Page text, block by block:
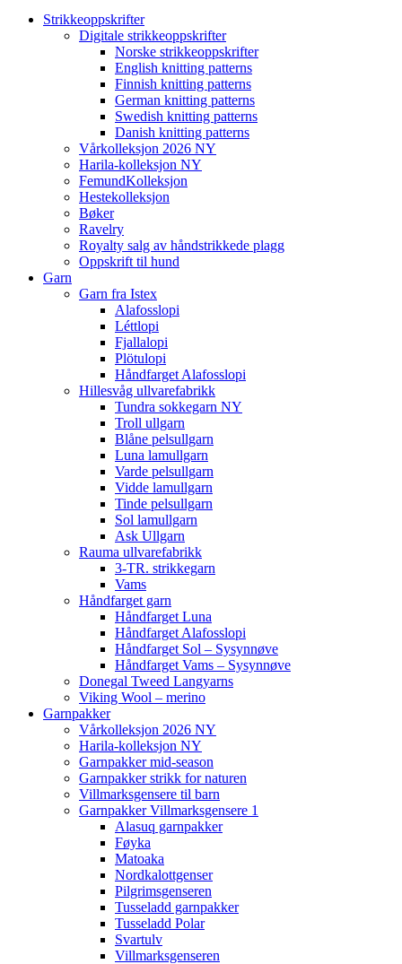
Strikkeoppskrifter
Digitale strikkeoppskrifter
Norske strikkeoppskrifter
English knitting patterns
Finnish knitting patterns
German knitting patterns
Swedish knitting patterns
Danish knitting patterns
Vårkolleksjon 2026 NY
Harila-kolleksjon NY
FemundKolleksjon
Hestekolleksjon
Bøker
Ravelry
Royalty salg av håndstrikkede plagg
Oppskrift til hund
Garn
Garn fra Istex
Alafosslopi
Léttlopi
Fjallalopi
Plötulopi
Håndfarget Alafosslopi
Hillesvåg ullvarefabrikk
Tundra sokkegarn NY
Troll ullgarn
Blåne pelsullgarn
Luna lamullgarn
Varde pelsullgarn
Vidde lamullgarn
Tinde pelsullgarn
Sol lamullgarn
Ask Ullgarn
Rauma ullvarefabrikk
3-TR. strikkegarn
Vams
Håndfarget garn
Håndfarget Luna
Håndfarget Alafosslopi
Håndfarget Sol – Sysynnøve
Håndfarget Vams – Sysynnøve
Donegal Tweed Langyarns
Viking Wool – merino
Garnpakker
Vårkolleksjon 2026 NY
Harila-kolleksjon NY
Garnpakker mid-season
Garnpakker strikk for naturen
Villmarksgensere til barn
Garnpakker Villmarksgensere 1
Alasuq garnpakker
Føyka
Matoaka
Nordkalottgenser
Pilgrimsgenseren
Tusseladd garnpakker
Tusseladd Polar
Svartulv
Villmarksgenseren